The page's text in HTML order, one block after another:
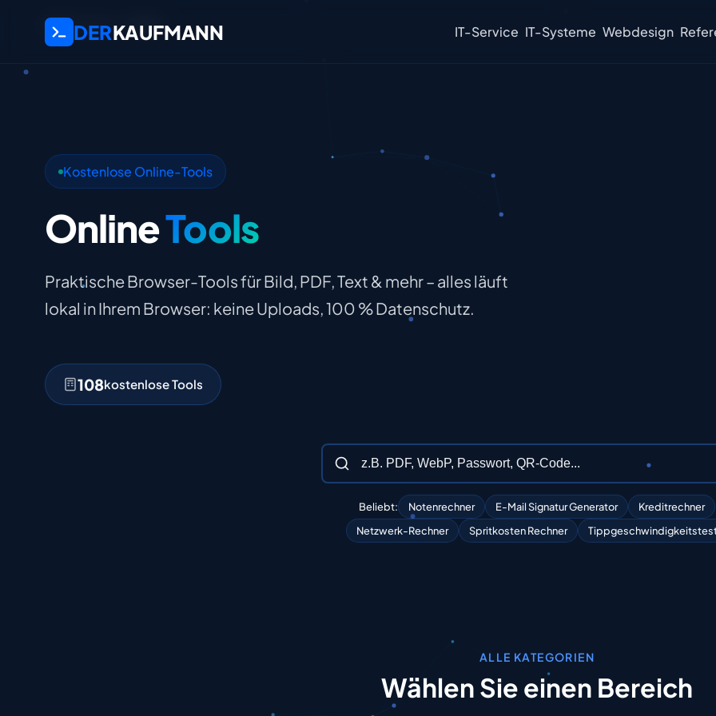
DERKAUFMANN IT-Service IT-Systeme Webdesign
Startseite Tools
Kostenlose Online-Tools
OnlineTools
Praktische Browser-Tools für Bild, PDF, Text & mehr – alles läuft
lokal in Ihrem Browser: keine Uploads, 100 % Datenschutz.
108kostenlose Tools
Beliebt: Notenrechner E-Mail Signatur Generator
Kreditrechner
Netzwerk-Rechner
Spritkosten Rechner
ALLE KATEGORIEN
Wählen Sie einen Bereich